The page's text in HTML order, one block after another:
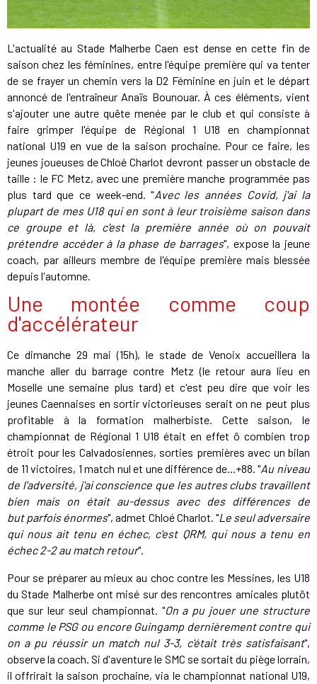
L'actualité au Stade Malherbe Caen est dense en cette fin de
saison chez les féminines, entre l'équipe première qui va tenter
de se frayer un chemin vers la D2 Féminine en juin et le départ
annoncé de l'entraîneur Anaïs Bounouar. À ces éléments, vient
s'ajouter une autre quête menée par le club et qui consiste à
faire grimper l'équipe de Régional 1 U18 en championnat
national U19 en vue de la saison prochaine. Pour ce faire, les
jeunes joueuses de Chloé Charlot devront passer un obstacle de
taille : le FC Metz, avec une première manche programmée pas
plus tard que ce week-end. "Avec les années Covid, j'ai la
plupart de mes U18 qui en sont à leur troisième saison dans
ce groupe et là, c'est la première année où on pouvait
prétendre accéder à la phase de barrages", expose la jeune
coach, par ailleurs membre de l'équipe première mais blessée
depuis l'automne.
Une montée comme coup
d'accélérateur
Ce dimanche 29 mai (15h), le stade de Venoix accueillera la
manche aller du barrage contre Metz (le retour aura lieu en
Moselle une semaine plus tard) et c'est peu dire que voir les
jeunes Caennaises en sortir victorieuses serait on ne peut plus
profitable à la formation malherbiste. Cette saison, le
championnat de Régional 1 U18 était en effet ô combien trop
étroit pour les Calvadosiennes, sorties premières avec un bilan
de 11 victoires, 1 match nul et une différence de...+88. "Au niveau
de l'adversité, j'ai conscience que les autres clubs travaillent
bien mais on était au-dessus avec des différences de
but parfois énormes", admet Chloé Charlot. "Le seul adversaire
qui nous ait tenu en échec, c'est QRM, qui nous a tenu en
échec 2-2 au match retour".
Pour se préparer au mieux au choc contre les Messines, les U18
du Stade Malherbe ont misé sur des rencontres amicales plutôt
que sur leur seul championnat. "On a pu jouer une structure
comme le PSG ou encore Guingamp dernièrement contre qui
on a pu réussir un match nul 3-3, c'était très satisfaisant",
observe la coach. Si d'aventure le SMC se sortait du piège lorrain,
il offrirait la saison prochaine, via le championnat national U19,